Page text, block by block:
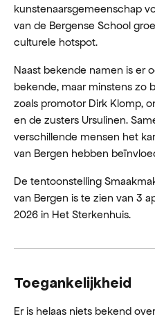
kunstenaarsgemeenschap
van de Bergense School
culturele hotspot.
Naast bekende namen is er
bekende, maar minstens zo
zoals promotor Dirk Klomp,
en de zusters Ursulinen.
verschillende mensen het
van Bergen hebben
De tentoonstelling
van Bergen is te zien van 3
2026 in Het Sterkenhuis.
Toegankelijkheid
Er is helaas niets bekend